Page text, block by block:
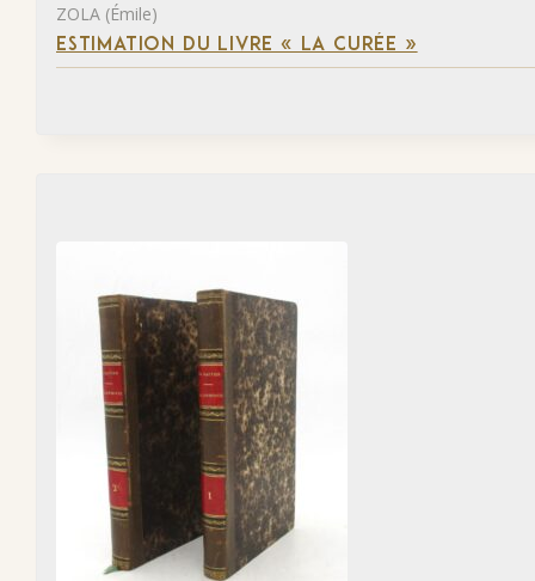
ZOLA (Émile)
ESTIMATION DU LIVRE « LA CURÉE »